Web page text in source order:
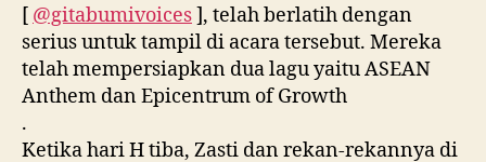
[ @gitabumivoices], telah berlatih dengan
serius untuk tampil di acara tersebut. Mereka
telah mempersiapkan dua lagu yaitu ASEAN
Anthem dan Epicentrum of Growth
.
Ketika hari H tiba, Zasti dan rekan-rekannya di